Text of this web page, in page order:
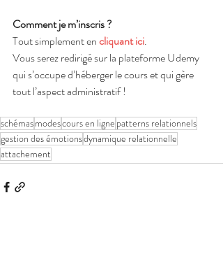
Comment je m’inscris ?
Tout simplement en cliquant ici.
Vous serez redirigé sur la plateforme Udemy
qui s’occupe d’héberger le cours et qui gère
tout l’aspect administratif !
schémasmodescours en ligne patterns relationnels
gestion des émotionsdynamique relationnelle
attachement